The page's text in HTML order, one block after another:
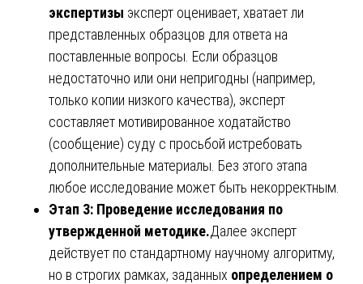
экспертизы эксперт оценивает, хватает ли
представленных образцов для ответа на
поставленные вопросы. Если образцов
недостаточно или они непригодны (например,
только копии низкого качества), эксперт
составляет мотивированное ходатайство
(сообщение) суду с просьбой истребовать
дополнительные материалы. Без этого этапа
любое исследование может быть некорректным.
Этап 3: Проведение исследования по
утвержденной методике.Далее эксперт
действует по стандартному научному алгоритму,
но в строгих рамках, заданных определением о